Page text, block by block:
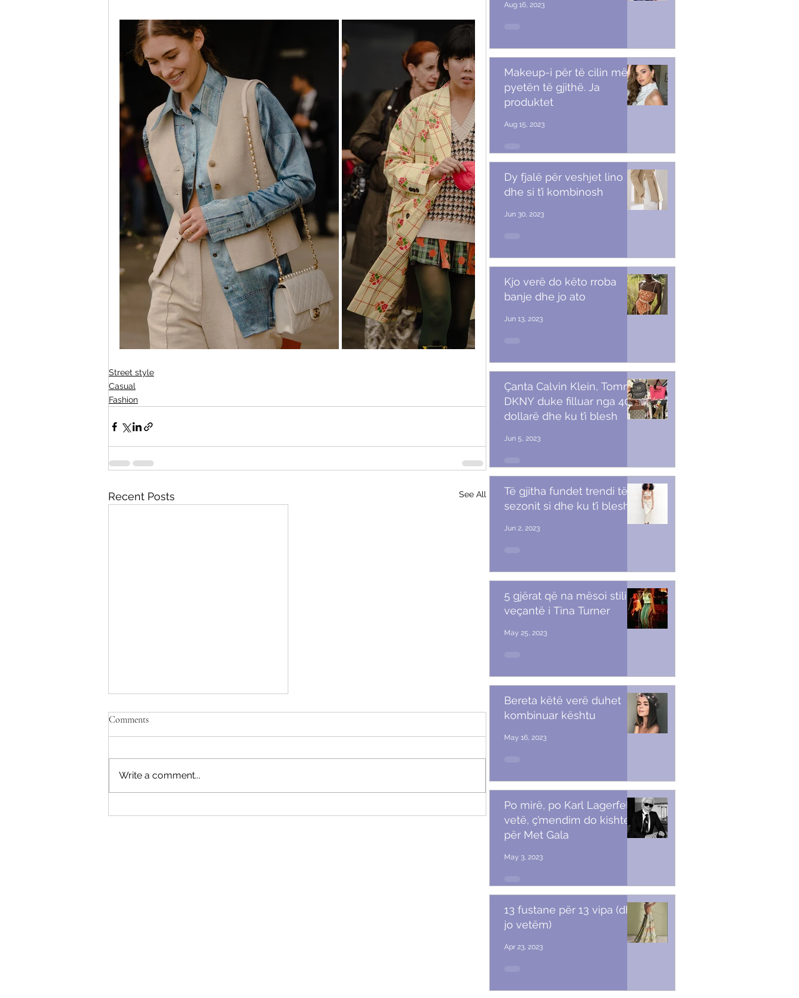
Street style
Casual
Fashion
Recent Posts See All
Pas Dy Vitesh Pushim: Duke gjetur
Comments
Write a comment...
Aug 16, 2023
Makeup-i për të cilin më
pyetën të gjithë. Ja
produktet
Aug 15, 2023
Dy fjalë për veshjet lino
dhe si t’i kombinosh
Jun 30, 2023
Kjo verë do këto rroba
banje dhe jo ato
Jun 13, 2023
Çanta Calvin Klein, Tommy,
DKNY duke filluar nga 40
dollarë dhe ku t’i blesh
Jun 5, 2023
Të gjitha fundet trendi të
sezonit si dhe ku t’i blesh
Jun 2, 2023
5 gjërat që na mësoi stili i
veçantë i Tina Turner
May 25, 2023
Bereta këtë verë duhet
kombinuar kështu
May 16, 2023
Po mirë, po Karl Lagerfeld
vetë, ç’mendim do kishte
për Met Gala
May 3, 2023
13 fustane për 13 vipa (dhe
jo vetëm)
Apr 23, 2023